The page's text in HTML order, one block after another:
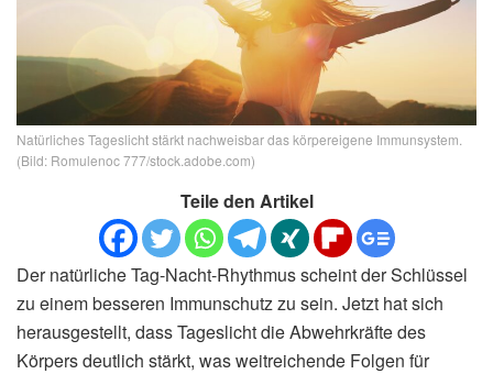
Natürliches Tageslicht stärkt nachweisbar das körpereigene Immunsystem.
(Bild: Romulenoc 777/stock.adobe.com)
Teile den Artikel
Der natürliche Tag-Nacht-Rhythmus scheint der Schlüssel
zu einem besseren Immunschutz zu sein. Jetzt hat sich
herausgestellt, dass Tageslicht die Abwehrkräfte des
Körpers deutlich stärkt, was weitreichende Folgen für